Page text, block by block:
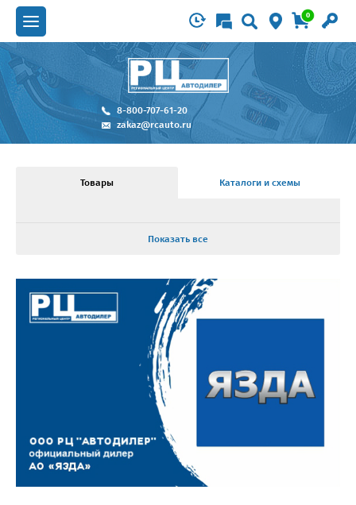
0
8-800-707-61-20
zakaz@rcauto.ru
Товары Каталоги и схемы
Показать все